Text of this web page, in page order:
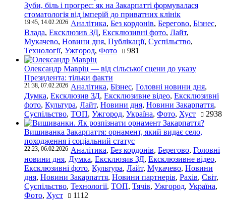
Зуби, біль і прогрес: як на Закарпатті формувалася
стоматологія від імперій до приватних клінік
19:45, 14.02.2026 Аналітика, Без кордонів, Берегово, Бізнес,
Влада, Ексклюзив ЗД, Ексклюзивні фото, Лайт,
Мукачево, Новини дня, Публікації, Суспільство,
Технології, Ужгород, Фото 981
Олександр Мавріц — від сільської сцени до указу
Президента: тільки факти
21:38, 07.02.2026 Аналітика, Бізнес, Головні новини дня,
Думка, Ексклюзив ЗД, Ексклюзивне відео, Ексклюзивні
фото, Культура, Лайт, Новини дня, Новини Закарпаття,
Суспільство, ТОП, Ужгород, Україна, Фото, Хуст 2938
Вишиванка Закарпаття: орнамент, який видає село,
походження і соціальний статус
22:23, 06.02.2026 Аналітика, Без кордонів, Берегово, Головні
новини дня, Думка, Ексклюзив ЗД, Ексклюзивне відео,
Ексклюзивні фото, Культура, Лайт, Мукачево, Новини
дня, Новини Закарпаття, Новини партнерів, Рахів, Світ,
Суспільство, Технології, ТОП, Тячів, Ужгород, Україна,
Фото, Хуст 1112